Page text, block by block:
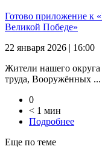
Готово приложение к
Великой Победе»
22 января 2026 | 16:00
Жители нашего
труда, Вооружённых ...
0
< 1 мин
Подробнее
Еще по теме